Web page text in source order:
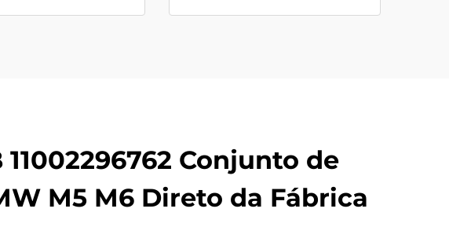
Conjunto de
M5 M6 Direto da Fábrica